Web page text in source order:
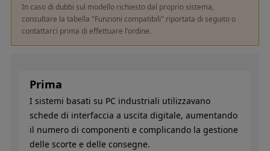
In caso di dubbi sul modello richiesto dal proprio sistema,
consultare la tabella "Funzioni compatibili" riportata di seguito o
contattarci prima di effettuare l'ordine.
Prima
I sistemi basati su PC industriali utilizzavano
schede di interfaccia a uscita digitale, aumentando
il numero di componenti e complicando la gestione
delle scorte e delle consegne.